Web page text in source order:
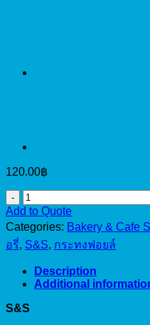
120.00฿
S&S
กระทง
ฟอยล์
#2416
quantity
Add to Quote
Categories: Bakery & Cafe
อรี่, S&S, กระทงฟอยล์
Description
Additional
S&S